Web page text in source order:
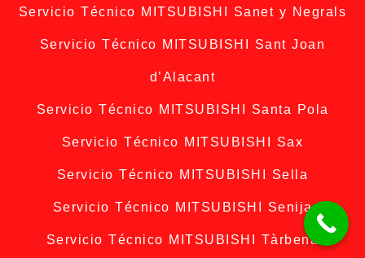
Servicio Técnico MITSUBISHI Sanet y Negrals
Servicio Técnico MITSUBISHI Sant Joan
d’Alacant
Servicio Técnico MITSUBISHI Santa Pola
Servicio Técnico MITSUBISHI Sax
Servicio Técnico MITSUBISHI Sella
Servicio Técnico MITSUBISHI Senija
Servicio Técnico MITSUBISHI Tàrbena